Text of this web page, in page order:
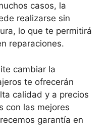
casos, la
realizarse sin
lo que te permitirá
reparaciones.
cambiar la
te ofrecerán
calidad y a precios
con las mejores
garantía en